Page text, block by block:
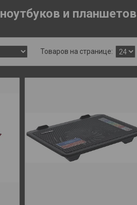
и планшетов